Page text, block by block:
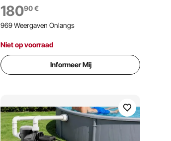
1800W, maximale doorstroming van
33000L/u, krachtige pomp,
energiebesparende zwembadpomp
voor bovengrondse zwembaden, CE-
certificering
18090€
969 Weergaven Onlangs
Niet op voorraad
Informeer Mij